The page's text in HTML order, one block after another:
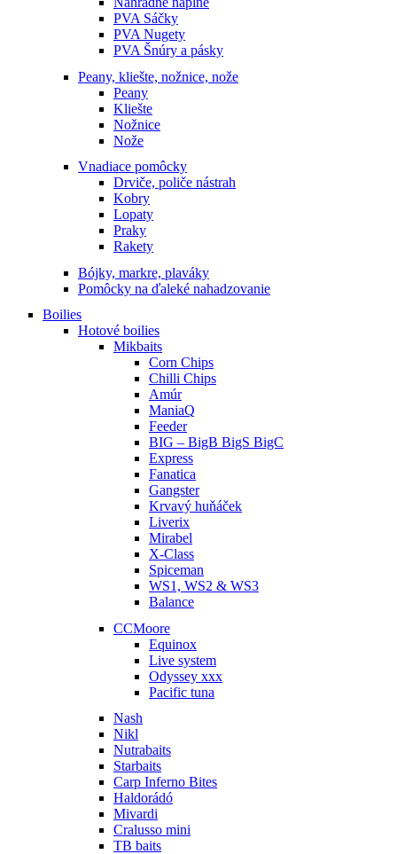
PVA Sáčky
PVA Nugety
PVA Šnúry a pásky
Peany, kliešte, nožnice, nože
Peany
Kliešte
Nožnice
Nože
Vnadiace pomôcky
Drviče, poliče nástrah
Kobry
Lopaty
Praky
Rakety
Bójky, markre, plaváky
Pomôcky na ďaleké nahadzovanie
Boilies
Hotové boilies
Mikbaits
Corn Chips
Chilli Chips
Amúr
ManiaQ
Feeder
BIG – BigB BigS BigC
Express
Fanatica
Gangster
Krvavý huňáček
Liverix
Mirabel
X-Class
Spiceman
WS1, WS2 & WS3
Balance
CCMoore
Equinox
Live system
Odyssey xxx
Pacific tuna
Nash
Nikl
Nutrabaits
Starbaits
Carp Inferno Bites
Haldorádó
Mivardi
Cralusso mini
TB baits